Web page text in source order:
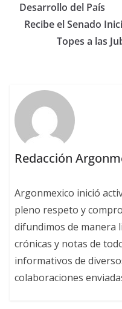
Desarrollo del País
Recibe el Senado
Topes a las
Redacción
Argonmexico inició
pleno respeto y
difundimos de manera
crónicas y notas de
informativos de
colaboraciones